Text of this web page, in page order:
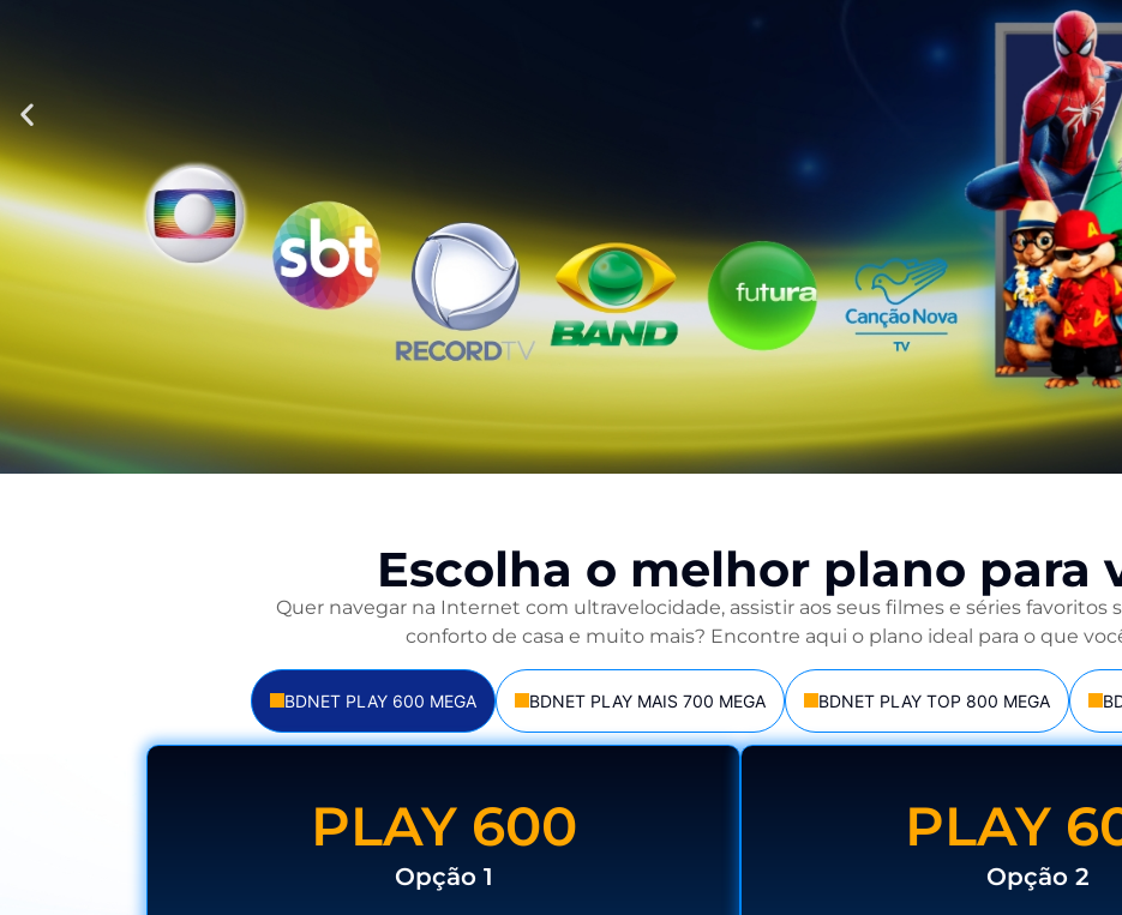
canais de TV grátis, e
aproveite
conteúdos para toda a
Escolha o melhor plano para
Quer navegar na Internet com ultravelocidade, assistir aos seus filmes e séries favoritos
conforto de casa e muito mais? Encontre aqui o plano ideal para o que
BDNET PLAY 600 MEGA BDNET PLAY MAIS 700 MEGA BDNET PLAY TOP 800 MEGA
PLAY 600
Opção 1
PLAY
Opção 2